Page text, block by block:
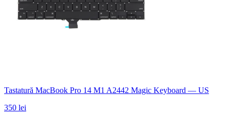
Tastatură MacBook Pro 14 M1 A2442 Magic Keyboard — US
350 lei